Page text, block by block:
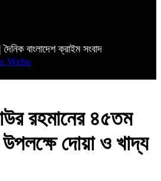
বাংলাদেশ ক্রাইম সংবাদ
Webs
রহমানের ৪৫তম
উপলক্ষে দোয়া ও খাদ্য